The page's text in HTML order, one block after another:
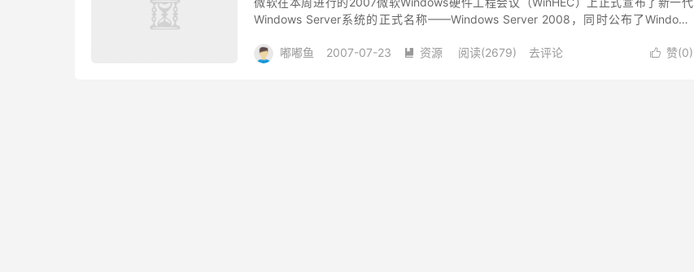
Windows Server系统的正式名称——Windows Server 2008，同时公布了Windows
 赞(0)
嘟嘟鱼 2007-07-23  资源 阅读(2679) 去评论